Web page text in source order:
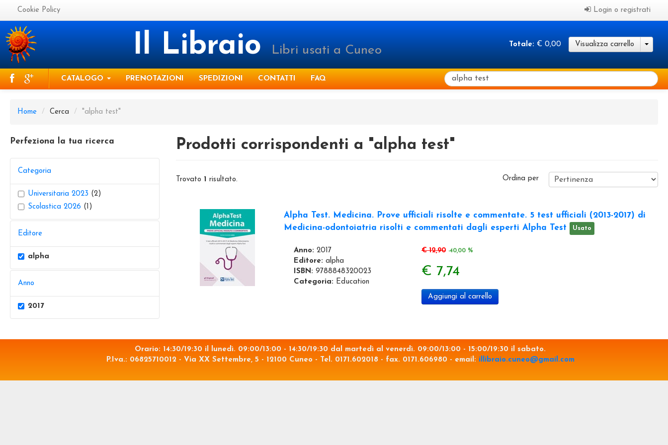
Cookie Policy Login o registrati
Il LibraioLibri usati a Cuneo Totale: € 0,00 Visualizza carrello
CATALOGO PRENOTAZIONI SPEDIZIONI CONTATTI FAQ
Home / Cerca / "alpha test"
Perfeziona la tua ricerca
Categoria
Universitaria 2023 (2)
Scolastica 2026 (1)
Editore
alpha
Anno
2017
Prodotti corrispondenti a "alpha test"
Trovato 1 risultato. Ordina per
Alpha Test. Medicina. Prove ufficiali risolte e commentate. 5 test ufficiali (2013-2017) di
Medicina-odontoiatria risolti e commentati dagli esperti Alpha Test
Usato
Anno: 2017
Editore: alpha
ISBN: 9788848320023
Categoria: Education
€ 12,90 -40,00 %
€ 7,74
Aggiungi al carrello
Orario: 14:30/19:30 il lunedì. 09:00/13:00 - 14:30/19:30 dal martedì al venerdì. 09:00/13:00 - 15:00/19:30 il sabato.
P.Iva.: 06825710012 - Via XX Settembre, 5 - 12100 Cuneo - Tel. 0171.602018 - fax. 0171.606980 - email: illibraio.cuneo@gmail.com